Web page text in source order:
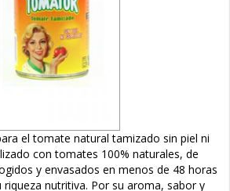
el tomate natural tamizado sin piel ni
con tomates 100% naturales, de
y envasados en menos de 48 horas
nutritiva. Por su aroma, sabor y